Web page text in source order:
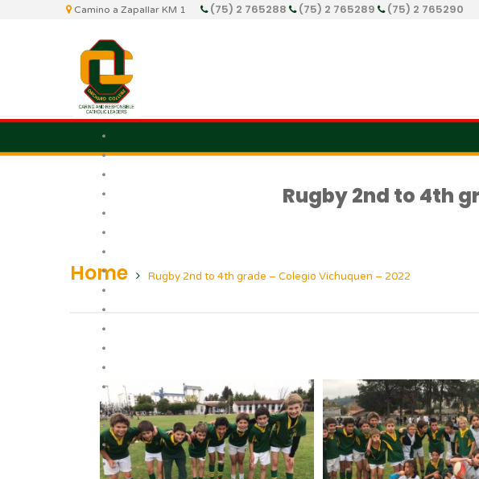
Camino a Zapallar KM 1 (75) 2 765288 (75) 2 765289 (75) 2 765290
Rugby 2nd to 4th
Home Rugby 2nd to 4th grade – Colegio Vichuquen – 2022